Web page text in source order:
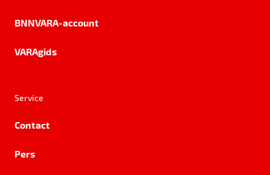
BNNVARA-account
VARAgids
Service
Contact
Pers